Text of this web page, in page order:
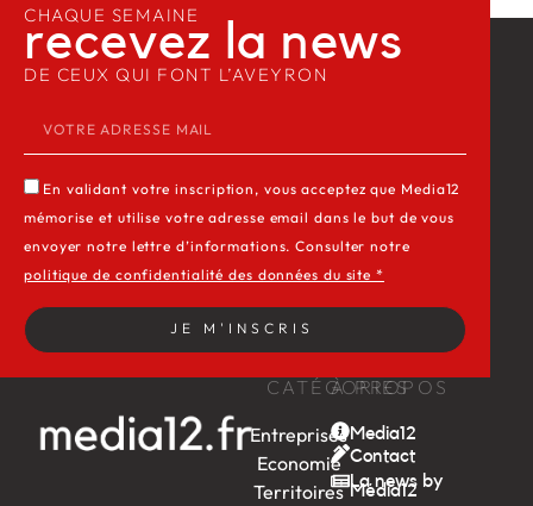
CATÉGORIES
Entreprises
Economie
Territoires
À PROPOS
Media12
Contact
La news by
Média12
CHAQUE SEMAINE
recevez la news​
DE CEUX QUI FONT L’AVEYRON
En validant votre inscription, vous acceptez que Media12
mémorise et utilise votre adresse email dans le but de vous
envoyer notre lettre d’informations. Consulter notre
politique de confidentialité des données du site *
JE M'INSCRIS